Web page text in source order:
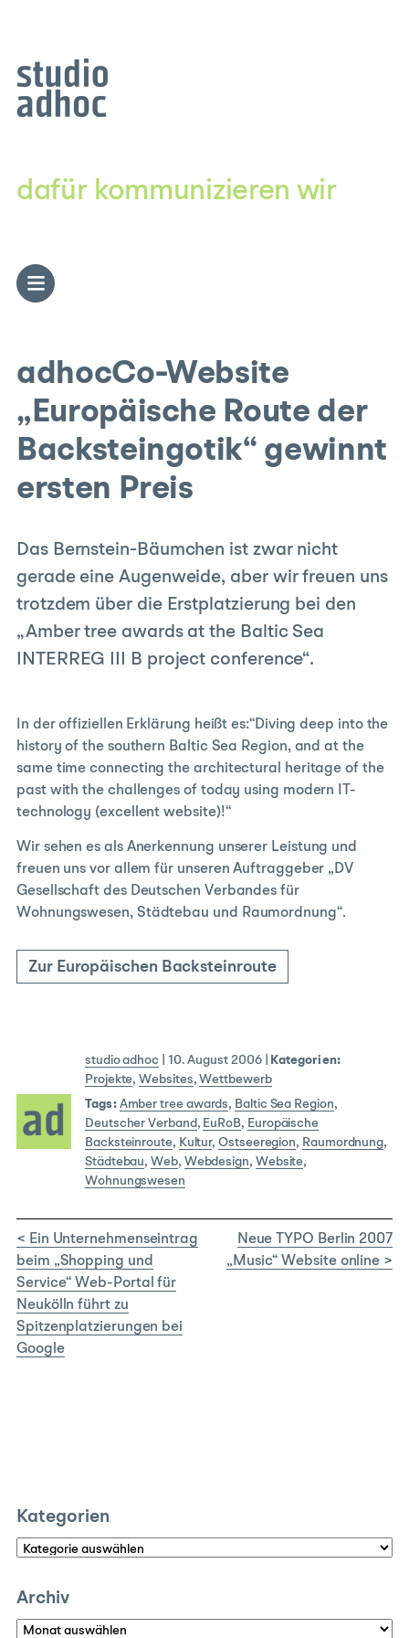
dafür kommunizieren wir
adhocCo-Website
„Europäische Route der
Backsteingotik“ gewinnt
ersten Preis
Das Bernstein-Bäumchen ist zwar nicht
gerade eine Augenweide, aber wir freuen uns
trotzdem über die Erstplatzierung bei den
„Amber tree awards at the Baltic Sea
INTERREG III B project conference“.
In der offiziellen Erklärung heißt es:“Diving deep into the
history of the southern Baltic Sea Region, and at the
same time connecting the architectural heritage of the
past with the challenges of today using modern IT-
technology (excellent website)!“
Wir sehen es als Anerkennung unserer Leistung und
freuen uns vor allem für unseren Auftraggeber „DV
Gesellschaft des Deutschen Verbandes für
Wohnungswesen, Städtebau und Raumordnung“.
Zur Europäischen Backsteinroute
studio adhoc 10. August 2006|
Kategorien:
Projekte,Websites,Wettbewerb
Tags: Amber tree awards, Baltic Sea Region,
Deutscher Verband , EuRoB, Europäische
Backsteinroute, Kultur,Ostseeregion, Raumordnung,
Städtebau,Web, Webdesign, Website,
Wohnungswesen
< Ein Unternehmenseintrag
beim „Shopping und
Service“ Web-Portal für
Neukölln führt zu
Spitzenplatzierungen bei
Google
Neue TYPO Berlin 2007
„Music“ Website online >
Kategorien
Kategorien
Archiv
Archiv